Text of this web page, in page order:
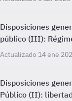
Disposiciones
público (III):
Actualizado 14 ene
Disposiciones
Público (II):